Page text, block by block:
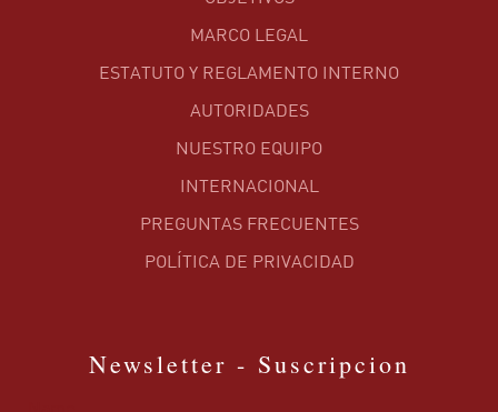
MARCO LEGAL
ESTATUTO Y REGLAMENTO INTERNO
AUTORIDADES
NUESTRO EQUIPO
INTERNACIONAL
PREGUNTAS FRECUENTES
POLÍTICA DE PRIVACIDAD
Newsletter - Suscripcion